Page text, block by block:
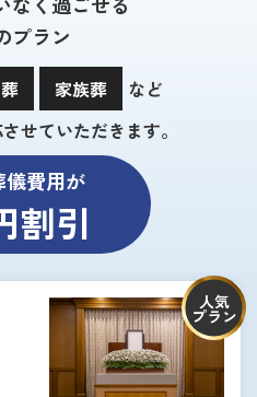
プラン
家族葬
など
せていただきます。
儀費用が
割引
人気
プラン